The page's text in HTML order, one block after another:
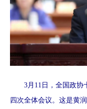
3月11日，全国政协
四次全体会议。这是黄